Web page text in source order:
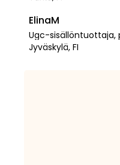
ElinaM
Jyväskylä, FI